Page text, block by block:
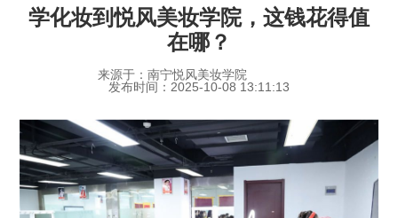
学化妆到悦风美妆学院，这钱花得值
在哪？
来源于：南宁悦风美妆学院
发布时间：2025-10-08 13:11:13